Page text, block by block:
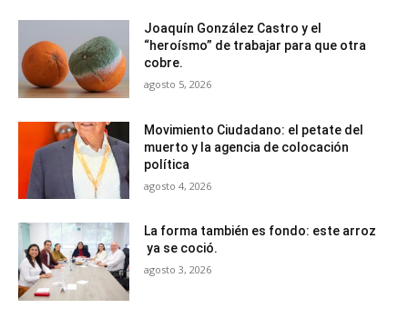
Joaquín González Castro y el
“heroísmo” de trabajar para que otra
cobre.
agosto 5, 2026
Movimiento Ciudadano: el petate del
muerto y la agencia de colocación
política
agosto 4, 2026
La forma también es fondo: este arroz
ya se coció.
agosto 3, 2026